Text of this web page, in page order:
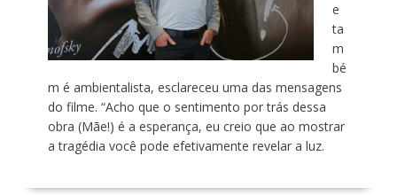
e
ta
m
bé
m é ambientalista, esclareceu uma das mensagens
do filme. “Acho que o sentimento por trás dessa
obra (Mãe!) é a esperança, eu creio que ao mostrar
a tragédia você pode efetivamente revelar a luz.